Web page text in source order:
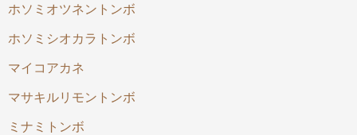
ホソミオツネントンボ
ホソミシオカラトンボ
マイコアカネ
マサキルリモントンボ
ミナミトンボ